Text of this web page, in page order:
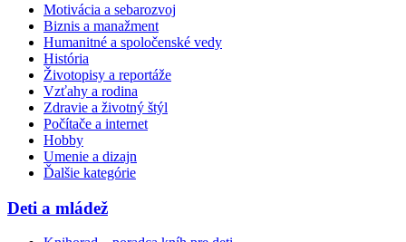
Motivácia a sebarozvoj
Biznis a manažment
Humanitné a spoločenské vedy
História
Životopisy a reportáže
Vzťahy a rodina
Zdravie a životný štýl
Počítače a internet
Hobby
Umenie a dizajn
Ďalšie kategórie
Deti a mládež